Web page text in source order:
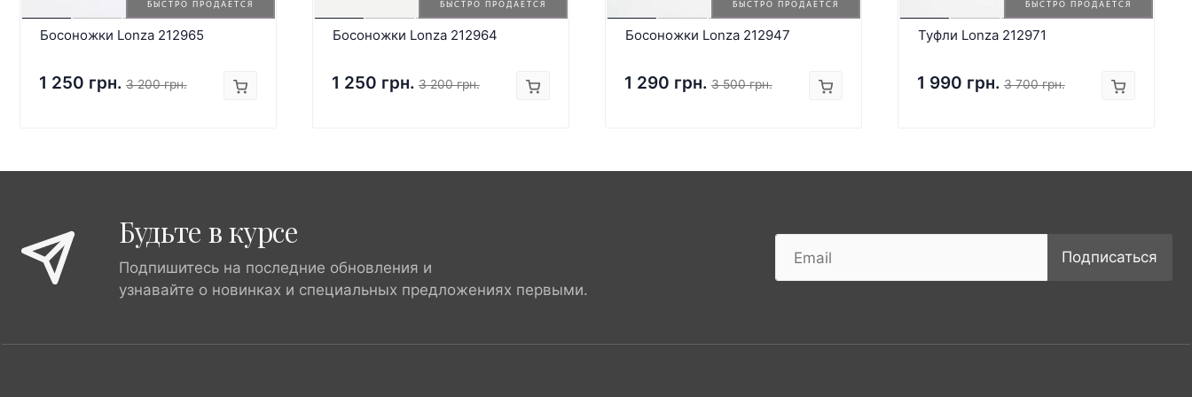
БЫСТРО ПРОДАЕТСЯ
Босоножки Lonza 212965
1 250 грн. 3 200 грн.
БЫСТРО ПРОДАЕТСЯ
Босоножки Lonza 212964
1 250 грн. 3 200 грн.
БЫСТРО ПРОДАЕТСЯ
Босоножки Lonza 212947
1 290 грн. 3 500 грн.
БЫСТРО ПРОДАЕТСЯ
Туфли Lonza 212971
1 990 грн. 3 700 грн.
Будьте в курсе
Подпишитесь на последние обновления и
узнавайте о новинках и специальных предложениях первыми.
Подписаться